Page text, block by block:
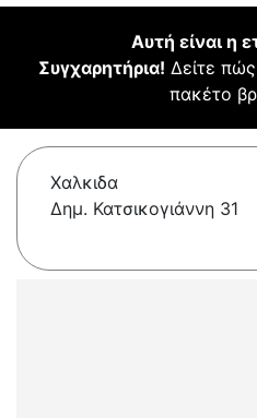
Αυτή είναι η
Συγχαρητήρια! Δείτε
πακέτο
Χαλκιδα
Δημ. Κατσικογιάννη 31